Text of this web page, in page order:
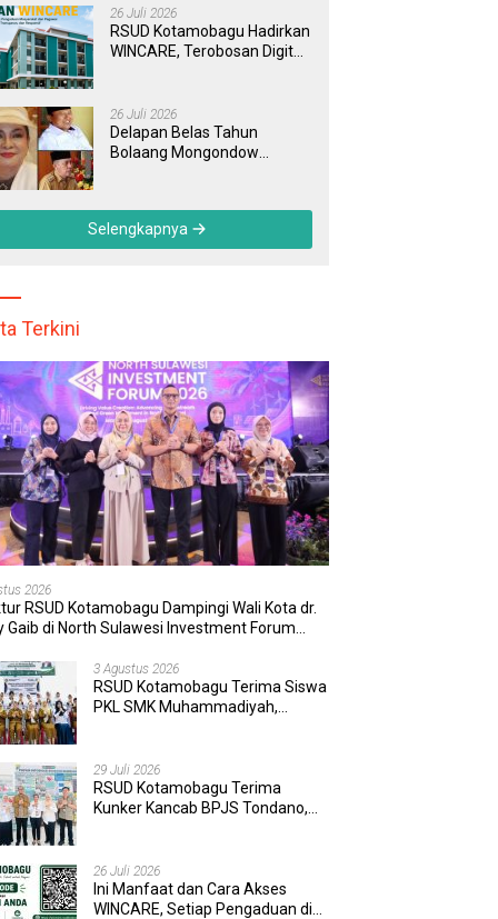
Dipantau Dan Ditangani
dengan Tuntas
26 Juli 2026
RSUD Kotamobagu Hadirkan
WINCARE, Terobosan Digital
yang Cepat, Transparan, dan
Responsif
26 Juli 2026
Delapan Belas Tahun
Bolaang Mongondow
Sebuah Daerah yang
Menolak Tertinggal
Selengkapnya
Terkini
2026
RSUD Kotamobagu Dampingi Wali Kota dr.
Gaib di North Sulawesi Investment Forum
3 Agustus 2026
RSUD Kotamobagu Terima Siswa
PKL SMK Muhammadiyah,
29 Juli 2026
RSUD Kotamobagu Terima
Kunker Kancab BPJS Tondano,
26 Juli 2026
Ini Manfaat dan Cara Akses
WINCARE, Setiap Pengaduan di